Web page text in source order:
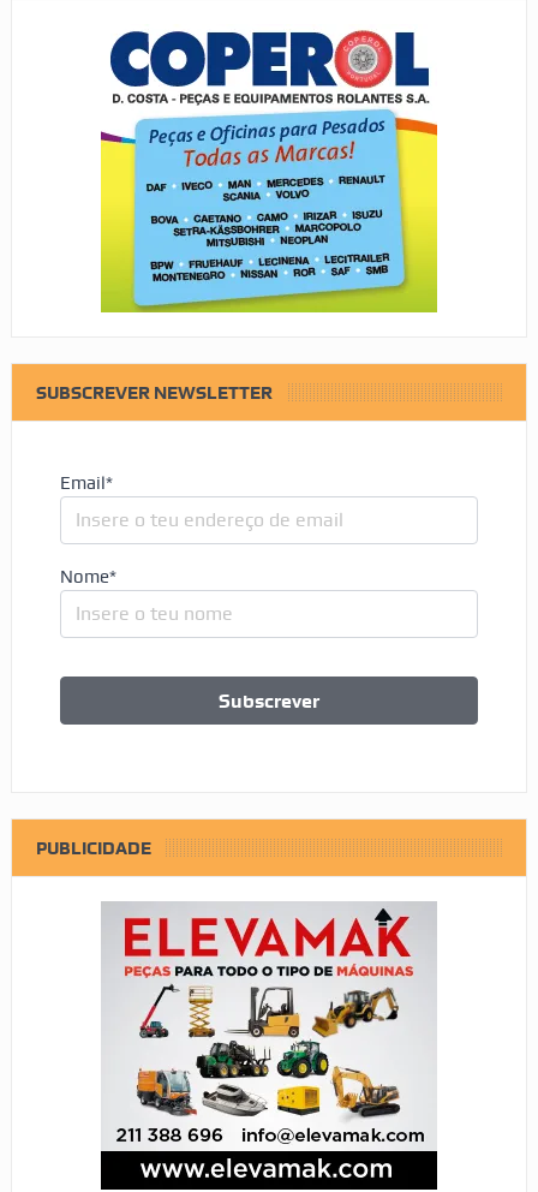
SUBSCREVER NEWSLETTER
Email*
Nome*
PUBLICIDADE